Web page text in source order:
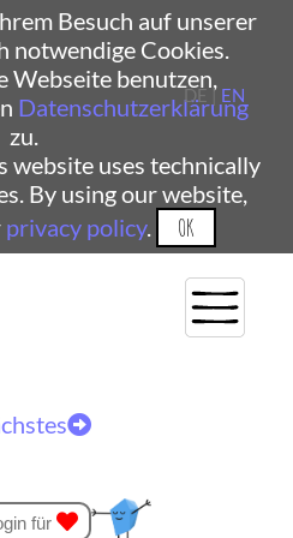
Besuch auf unserer
notwendige Cookies.
Webseite benutzen,
Datenschutzerklärung
zu.
website uses technically
By using our website,
privacy policy. OK
DE | EN
für